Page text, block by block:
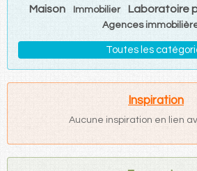
Maison Immobilier Laboratoire
Agences
Toutes les
Inspiration
Aucune inspiration en lien